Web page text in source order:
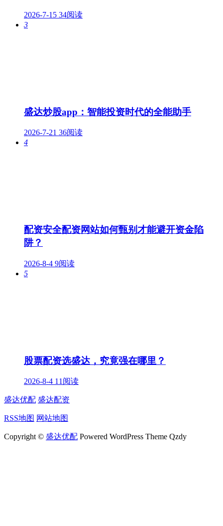
2026-7-15 34阅读
3
盛达炒股app：智能投资时代的全能助手
2026-7-21 36阅读
4
配资安全配资网站如何甄别才能避开资金陷
阱？
2026-8-4 9阅读
5
股票配资选盛达，究竟强在哪里？
2026-8-4 11阅读
盛达优配 盛达配资
RSS地图 网站地图
Copyright © 盛达优配 Powered WordPress Theme Qzdy